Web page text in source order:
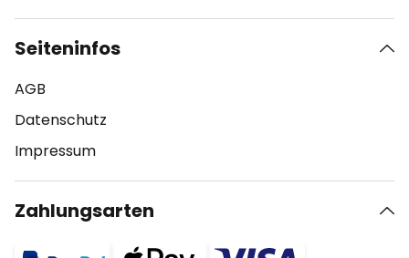
Seiteninfos
AGB
Datenschutz
Impressum
Zahlungsarten